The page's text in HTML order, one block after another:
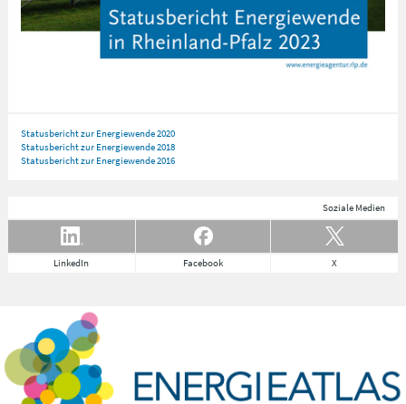
Statusbericht zur Energiewende 2020
Statusbericht zur Energiewende 2018
Statusbericht zur Energiewende 2016
Soziale Medien
LinkedIn Facebook X